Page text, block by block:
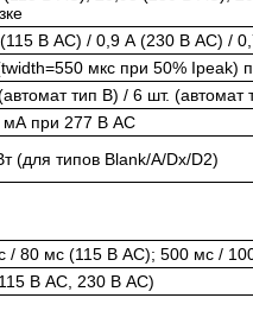
В AC) / 0,9 А (230 В AC) /
мкс при 50% Ipeak)
тип B) / 6 шт. (автомат
мА при 277 В AC
(для типов Blank/A/Dx/D2)
/ 80 мс (115 В AC); 500 мс /
В AC, 230 В AC)